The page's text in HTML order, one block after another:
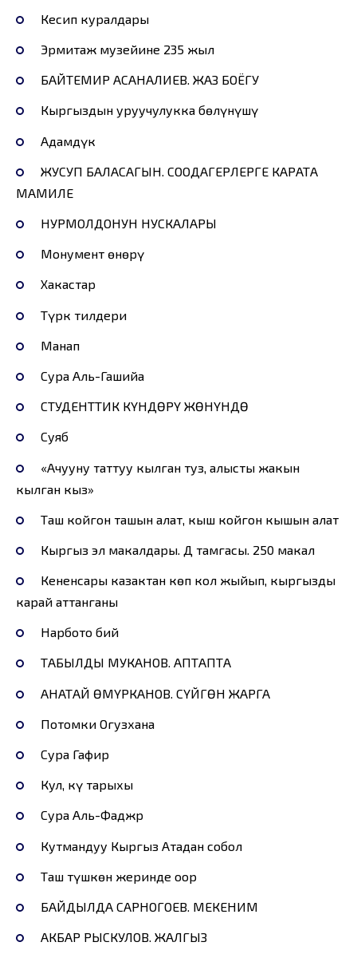
Кесип куралдары
Эрмитаж музейине 235 жыл
БАЙТЕМИР АСАНАЛИЕВ. ЖАЗ БОЁГУ
Кыргыздын уруучулукка бөлүнүшү
Адамдүк
ЖУСУП БАЛАСАГЫН. СООДАГЕРЛЕРГЕ КАРАТА
МАМИЛЕ
НУРМОЛДОНУН НУСКАЛАРЫ
Монумент өнөрү
Хакастар
Түрк тилдери
Манап
Сура Аль-Гашийа
СТУДЕНТТИК КҮНДӨРҮ ЖӨНҮНДӨ
Суяб
«Ачууну таттуу кылган туз, алысты жакын
кылган кыз»
Таш койгон ташын алат, кыш койгон кышын алат
Кыргыз эл макалдары. Д тамгасы. 250 макал
Кененсары казактан көп кол жыйып, кыргызды
карай аттанганы
Нарбото бий
ТАБЫЛДЫ МУКАНОВ. АПТАПТА
АНАТАЙ ӨМҮРКАНОВ. СҮЙГӨН ЖАРГА
Потомки Огузхана
Сура Гафир
Кул, күң тарыхы
Сура Аль-Фаджр
Кутмандуу Кыргыз Атадан собол
Таш түшкөн жеринде оор
БАЙДЫЛДА САРНОГОЕВ. МЕКЕНИМ
АКБАР РЫСКУЛОВ. ЖАЛГЫЗ